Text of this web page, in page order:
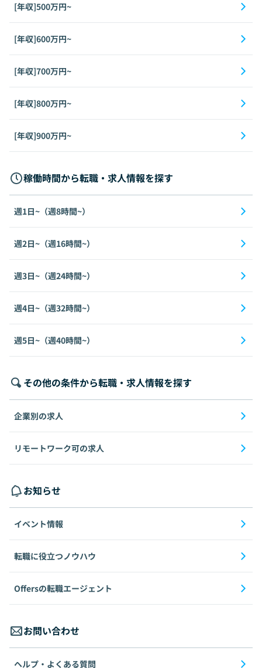
[年収]500万円~
[年収]600万円~
[年収]700万円~
[年収]800万円~
[年収]900万円~
稼働時間から転職・求人情報を探す
週1日~（週8時間~）
週2日~（週16時間~）
週3日~（週24時間~）
週4日~（週32時間~）
週5日~（週40時間~）
その他の条件から転職・求人情報を探す
企業別の求人
リモートワーク可の求人
お知らせ
イベント情報
転職に役立つノウハウ
Offersの転職エージェント
お問い合わせ
ヘルプ・よくある質問